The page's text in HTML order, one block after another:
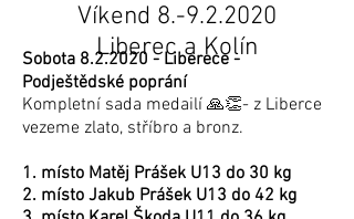
Víkend 8.-9.2.2020
Liberec a Kolín
Sobota 8.2.2020 - Liberece -
Podještědské poprání
Kompletní sada medailí 🙏👏- z Liberce
vezeme zlato, stříbro a bronz.
1. místo Matěj Prášek U13 do 30 kg
2. místo Jakub Prášek U13 do 42 kg